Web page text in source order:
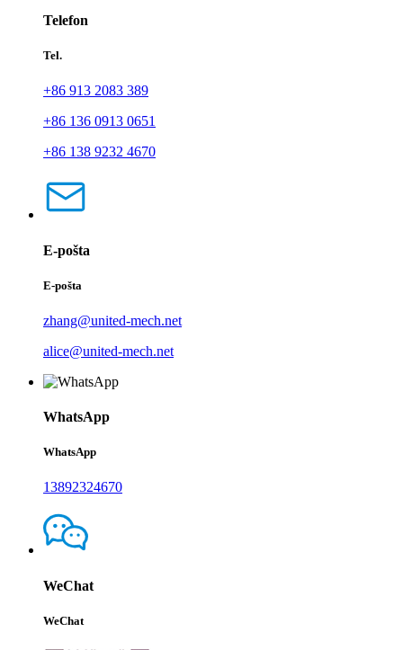
Telefon
Tel.
+86 913 2083 389
+86 136 0913 0651
+86 138 9232 4670
E-pošta
E-pošta
zhang@united-mech.net
alice@united-mech.net
WhatsApp
WhatsApp
13892324670
WeChat
WeChat